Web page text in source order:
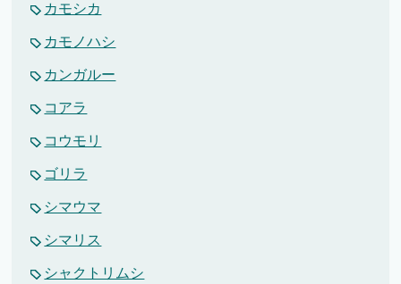
カモシカ
カモノハシ
カンガルー
コアラ
コウモリ
ゴリラ
シマウマ
シマリス
シャクトリムシ